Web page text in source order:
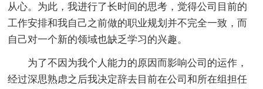
从心。为此，我进行了长时间的思考，觉得公司目前的
工作安排和我自己之前做的职业规划并不完全一致，而
自己对一个新的领域也缺乏学习的兴趣。
为了不因为我个人能力的原因而影响公司的运作，
经过深思熟虑之后我决定辞去目前在公司和所在组担任